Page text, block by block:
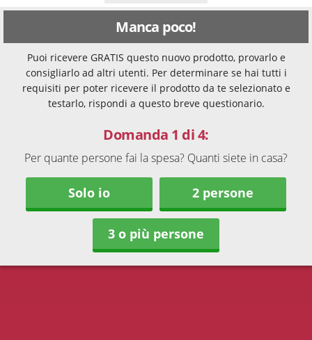
Manca poco!
Puoi ricevere GRATIS questo nuovo prodotto, provarlo e
consigliarlo ad altri utenti. Per determinare se hai tutti i
requisiti per poter ricevere il prodotto da te selezionato e
testarlo, rispondi a questo breve questionario.
Domanda 1 di 4:
Per quante persone fai la spesa? Quanti siete in casa?
Solo io 2 persone
3 o più persone